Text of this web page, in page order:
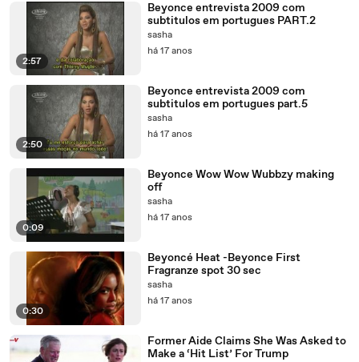
2:57
Beyonce entrevista 2009 com
subtitulos em portugues PART.2
sasha
há 17 anos
2:50
Beyonce entrevista 2009 com
subtitulos em portugues part.5
sasha
há 17 anos
0:09
Beyonce Wow Wow Wubbzy making
off
sasha
há 17 anos
0:30
Beyoncé Heat -Beyonce First
Fragranze spot 30 sec
sasha
há 17 anos
Former Aide Claims She Was Asked to
Make a ‘Hit List’ For Trump